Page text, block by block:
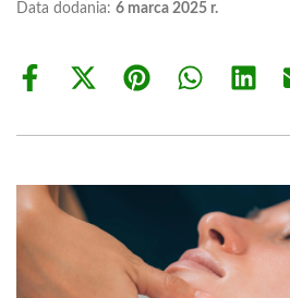
Data dodania: 6 marca 2025 r.
Share
Share
(Twitter)
Share Share Share